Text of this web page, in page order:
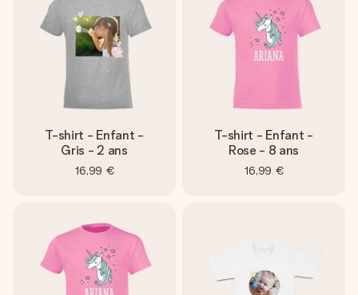
T-shirt - Enfant -
Gris - 2 ans
16,99 €
T-shirt - Enfant -
Rose - 8 ans
16,99 €